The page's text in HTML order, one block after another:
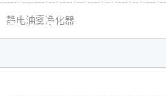
静电油雾净化器